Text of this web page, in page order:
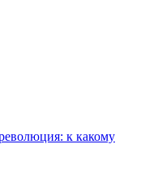
к какому